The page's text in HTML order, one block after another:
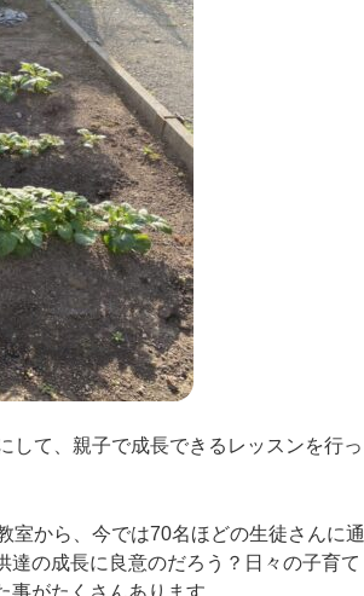
して、親子で成長できるレッスンを行っ
室から、今では70名ほどの生徒さんに通
達の成長に良意のだろう？日々の子育て